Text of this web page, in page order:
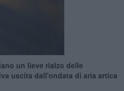
un lieve rialzo delle
uscita dall'ondata di aria artica